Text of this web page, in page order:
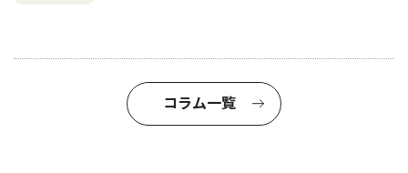
コラム一覧